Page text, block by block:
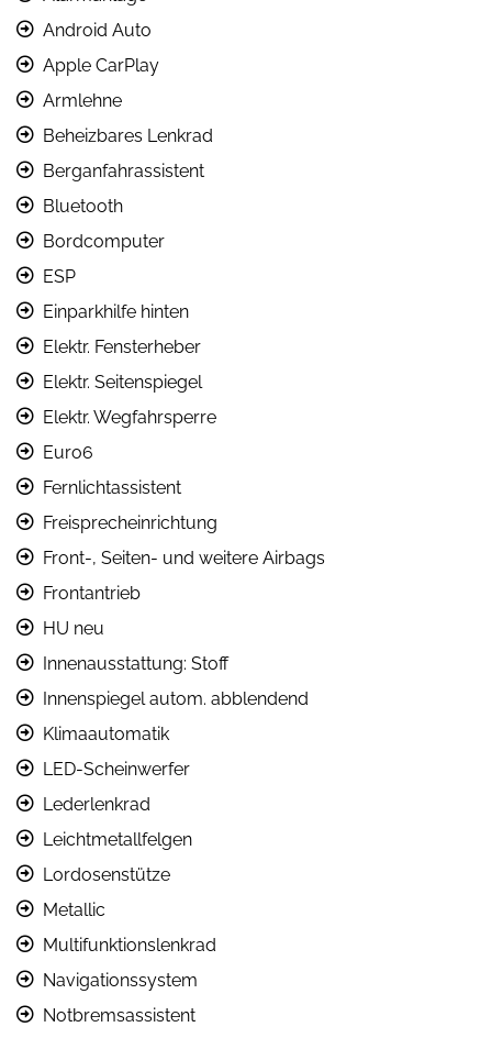
Android Auto
Apple CarPlay
Armlehne
Beheizbares Lenkrad
Berganfahrassistent
Bluetooth
Bordcomputer
ESP
Einparkhilfe hinten
Elektr. Fensterheber
Elektr. Seitenspiegel
Elektr. Wegfahrsperre
Euro6
Fernlichtassistent
Freisprecheinrichtung
Front-, Seiten- und weitere Airbags
Frontantrieb
HU neu
Innenausstattung: Stoff
Innenspiegel autom. abblendend
Klimaautomatik
LED-Scheinwerfer
Lederlenkrad
Leichtmetallfelgen
Lordosenstütze
Metallic
Multifunktionslenkrad
Navigationssystem
Notbremsassistent